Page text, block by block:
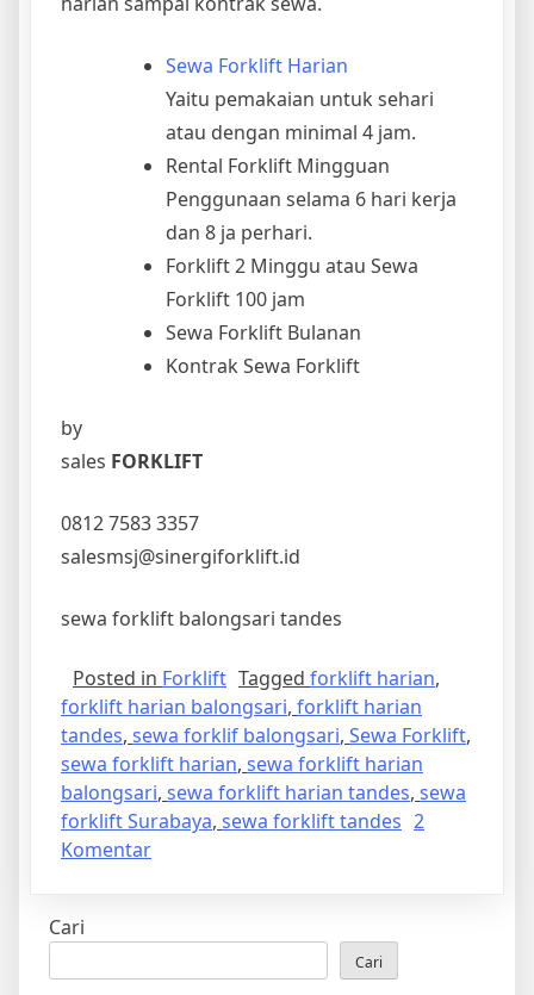
Sewa Forklift Harian
Yaitu pemakaian untuk sehari
atau dengan minimal 4 jam.
Rental Forklift Mingguan
Penggunaan selama 6 hari kerja
dan 8 ja perhari.
Forklift 2 Minggu atau Sewa
Forklift 100 jam
Sewa Forklift Bulanan
Kontrak Sewa Forklift
by
sales FORKLIFT
0812 7583 3357
salesmsj@sinergiforklift.id
sewa forklift balongsari tandes
Posted in Forklift Tagged forklift harian,
forklift harian balongsari, forklift harian
tandes, sewa forklif balongsari, Sewa Forklift,
sewa forklift harian, sewa forklift harian
balongsari, sewa forklift harian tandes, sewa
forklift Surabaya, sewa forklift tandes 2
Komentarpada
Balongsari
Cari
Cari